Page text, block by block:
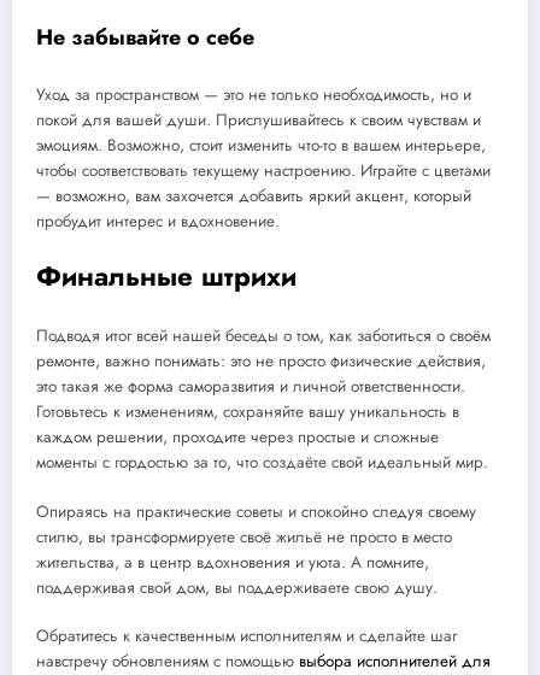
Не забывайте о себе
Уход за пространством — это не только необходимость, но и
покой для вашей души. Прислушивайтесь к своим чувствам и
эмоциям. Возможно, стоит изменить что-то в вашем интерьере,
чтобы соответствовать текущему настроению. Играйте с цветами
— возможно, вам захочется добавить яркий акцент, который
пробудит интерес и вдохновение.
Финальные штрихи
Подводя итог всей нашей беседы о том, как заботиться о своём
ремонте, важно понимать: это не просто физические действия,
это такая же форма саморазвития и личной ответственности.
Готовьтесь к изменениям, сохраняйте вашу уникальность в
каждом решении, проходите через простые и сложные
моменты с гордостью за то, что создаёте свой идеальный мир.
Опираясь на практические советы и спокойно следуя своему
стилю, вы трансформируете своё жильё не просто в место
жительства, а в центр вдохновения и уюта. А помните,
поддерживая свой дом, вы поддерживаете свою душу.
Обратитесь к качественным исполнителям и сделайте шаг
навстречу обновлениям с помощью выбора исполнителей для